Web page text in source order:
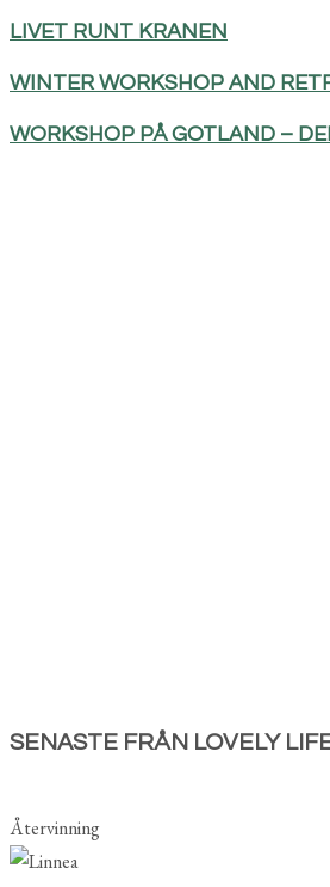
LIVET RUNT KRANEN
WINTER WORKSHOP AND
WORKSHOP PÅ GOTLAND –
SENASTE FRÅN LOVELY
Återvinning